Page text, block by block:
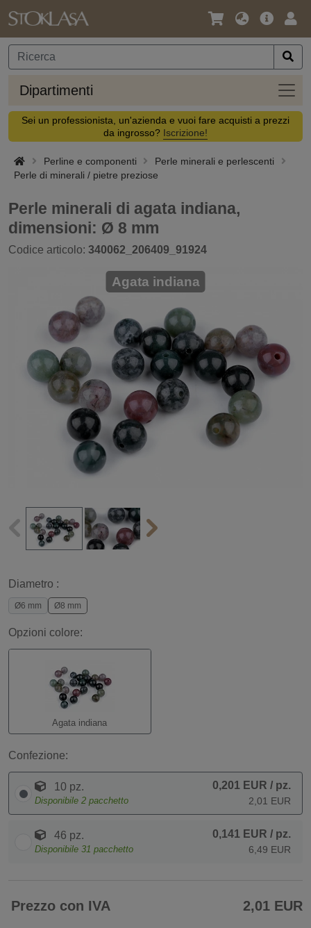
Lingua
Valuta
Offerta
Dipartimenti
Sei un professionista, un'azienda e vuoi fare acquisti a prezzi
da ingrosso? Iscrizione!
Perline e componenti
Perle minerali e perlescenti
Perle di minerali / pietre preziose
Perle minerali di agata indiana,
dimensioni: Ø 8 mm
Codice articolo: 340062_206409_91924
Agata indiana
Diametro :
Ø6 mm Ø8 mm
Opzioni colore:
Agata indiana
Confezione:
10 pz.
Disponibile 2 pacchetto
0,201 EUR / pz.
2,01 EUR
46 pz.
Disponibile 31 pacchetto
0,141 EUR / pz.
6,49 EUR
Prezzo con IVA 2,01 EUR